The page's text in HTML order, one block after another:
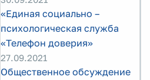
«Единая социально –
психологическая служба
«Телефон доверия»
27.09.2021
Общественное обсуждение